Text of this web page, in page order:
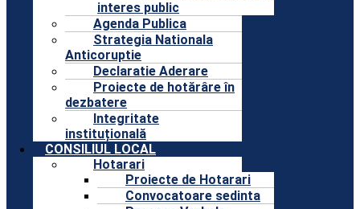
interes public
Agenda Publica
Strategia Nationala
Anticoruptie
Declaratie Aderare
Proiecte de hotărâre în
dezbatere
Integritate
instituțională
CONSILIUL LOCAL
Hotarari
Proiecte de Hotarari
Convocatoare sedinta